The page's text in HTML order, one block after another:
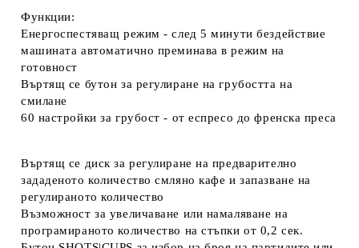
Функции:
Енергоспестяващ режим - след 5 минути бездействие
машината автоматично преминава в режим на
готовност
Въртящ се бутон за регулиране на грубостта на
смилане
60 настройки за грубост - от еспресо до френска преса
Въртящ се диск за регулиране на предварително
зададеното количество смляно кафе и запазване на
регулираното количество
Възможност за увеличаване или намаляване на
програмираното количество на стъпки от 0,2 сек.